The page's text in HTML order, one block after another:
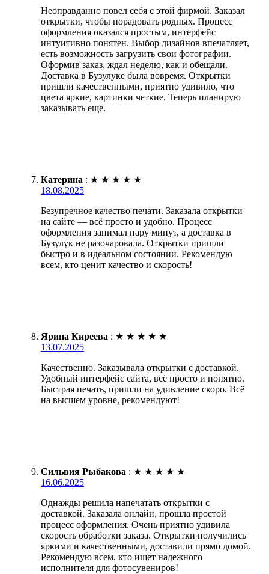
Неоправданно повел себя с этой фирмой. Заказал
открытки, чтобы порадовать родных. Процесс
оформления оказался простым, интерфейс
интуитивно понятен. Выбор дизайнов впечатляет,
есть возможность загрузить свои фотографии.
Оформив заказ, ждал неделю, как и обещали.
Доставка в Бузулуке была вовремя. Открытки
пришли качественными, приятно удивило, что
цвета яркие, картинки четкие. Теперь планирую
заказывать еще.
Катерина : ★ ★ ★ ★ ★
18.08.2025
Безупречное качество печати. Заказала открытки
на сайте — всё просто и удобно. Процесс
оформления занимал пару минут, а доставка в
Бузулук не разочаровала. Открытки пришли
быстро и в идеальном состоянии. Рекомендую
всем, кто ценит качество и скорость!
Ярина Киреева : ★ ★ ★ ★ ★
13.07.2025
Качественно. Заказывала открытки с доставкой.
Удобный интерфейс сайта, всё просто и понятно.
Быстрая печать, пришли на удивление скоро. Всё
на высшем уровне, рекомендуют!
Сильвия Рыбакова : ★ ★ ★ ★ ★
16.06.2025
Однажды решила напечатать открытки с
доставкой. Заказала онлайн, прошла простой
процесс оформления. Очень приятно удивила
скорость обработки заказа. Открытки получились
яркими и качественными, доставили прямо домой.
Рекомендую всем, кто ищет надежного
исполнителя для фотосувениров!